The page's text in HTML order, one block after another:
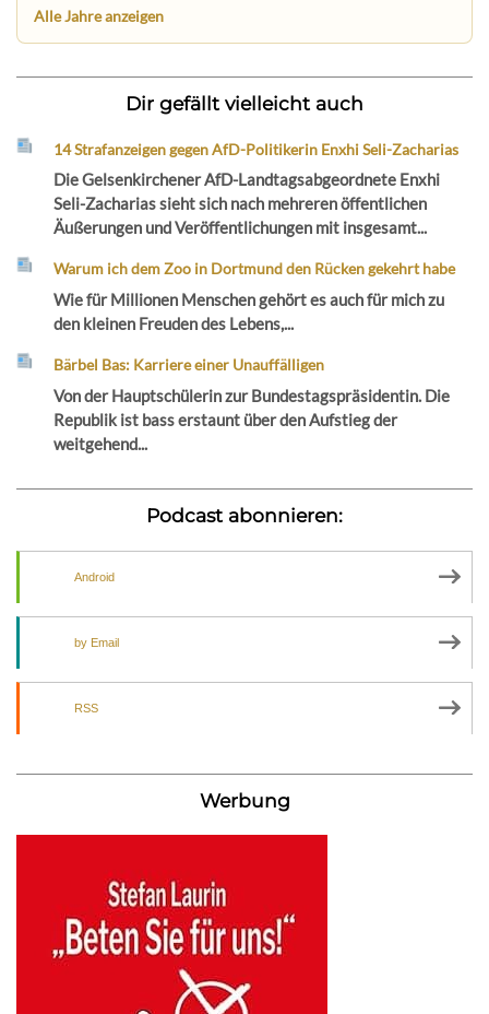
Alle Jahre anzeigen
Dir gefällt vielleicht auch
14 Strafanzeigen gegen AfD-Politikerin Enxhi Seli-Zacharias
Die Gelsenkirchener AfD-Landtagsabgeordnete Enxhi
Seli-Zacharias sieht sich nach mehreren öffentlichen
Äußerungen und Veröffentlichungen mit insgesamt...
Warum ich dem Zoo in Dortmund den Rücken gekehrt habe
Wie für Millionen Menschen gehört es auch für mich zu
den kleinen Freuden des Lebens,...
Bärbel Bas: Karriere einer Unauffälligen
Von der Hauptschülerin zur Bundestagspräsidentin. Die
Republik ist bass erstaunt über den Aufstieg der
weitgehend...
Podcast abonnieren:
Android
by Email
RSS
Werbung